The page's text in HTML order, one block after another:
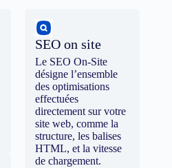
SEO on site
Le SEO On-Site
désigne l’ensemble
des optimisations
effectuées
directement sur votre
site web, comme la
structure, les balises
HTML, et la vitesse
de chargement.